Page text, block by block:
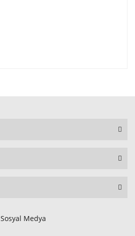
Sosyal Medya